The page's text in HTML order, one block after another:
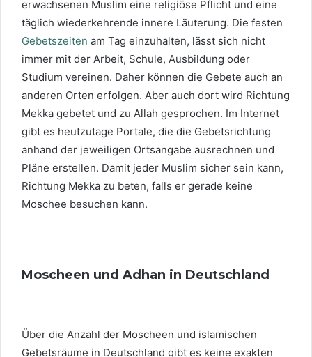
erwachsenen Muslim eine religiöse Pflicht und eine
täglich wiederkehrende innere Läuterung. Die festen
Gebetszeiten am Tag einzuhalten, lässt sich nicht
immer mit der Arbeit, Schule, Ausbildung oder
Studium vereinen. Daher können die Gebete auch an
anderen Orten erfolgen. Aber auch dort wird Richtung
Mekka gebetet und zu Allah gesprochen. Im Internet
gibt es heutzutage Portale, die die Gebetsrichtung
anhand der jeweiligen Ortsangabe ausrechnen und
Pläne erstellen. Damit jeder Muslim sicher sein kann,
Richtung Mekka zu beten, falls er gerade keine
Moschee besuchen kann.
Moscheen und Adhan in Deutschland
Über die Anzahl der Moscheen und islamischen
Gebetsräume in Deutschland gibt es keine exakten